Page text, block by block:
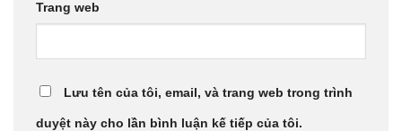
Trang web
Lưu tên của tôi, email, và trang web trong trình
duyệt này cho lần bình luận kế tiếp của tôi.